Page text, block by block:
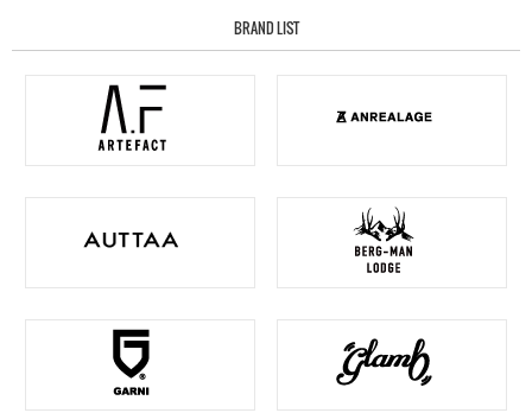
BRAND LIST